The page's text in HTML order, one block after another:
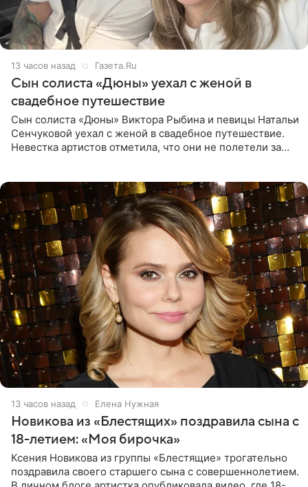
13 часов назад Газета.Ru
Сын солиста «Дюны» уехал с женой в
свадебное путешествие
Сын солиста «Дюны» Виктора Рыбина и певицы Натальи
Сенчуковой уехал с женой в свадебное путешествие.
Невестка артистов отметила, что они не полетели за
13 часов назад Елена Нужная
Новикова из «Блестящих» поздравила сына с
18-летием: «Моя бирочка»
Ксения Новикова из группы «Блестящие» трогательно
поздравила своего старшего сына с совершеннолетием.